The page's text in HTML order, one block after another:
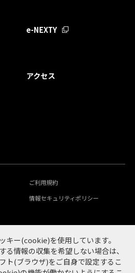
e-NEXTY
アクセス
ご利用規約
情報セキュリティポリシー
サステナビリティ
キー(cookie)を使用しています。
る情報の収集を希望しない場合は、
ト(ブラウザ)をご自身で設定するこ